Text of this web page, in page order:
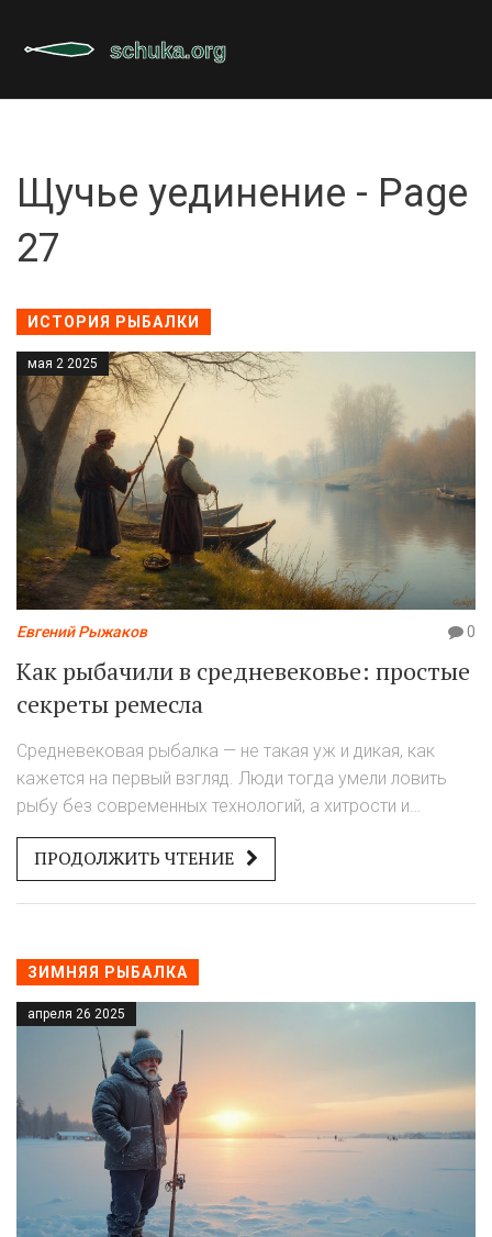
Щучье уединение - Page
27
ИСТОРИЯ РЫБАЛКИ
мая 2 2025
Евгений Рыжаков 0
Как рыбачили в средневековье: простые
секреты ремесла
Средневековая рыбалка — не такая уж и дикая, как
кажется на первый взгляд. Люди тогда умели ловить
рыбу без современных технологий, а хитрости и
подходы иногда удивляют даже сейчас. В статье
разберём, какие снасти и приманки были популярны, как
выбирали место и время для рыбалки, и почему
столетий. Всё просто, честно и по делу — даже если
удочку держали только в детстве.
ПРОДОЛЖИТЬ ЧТЕНИЕ
ЗИМНЯЯ РЫБАЛКА
апреля 26 2025